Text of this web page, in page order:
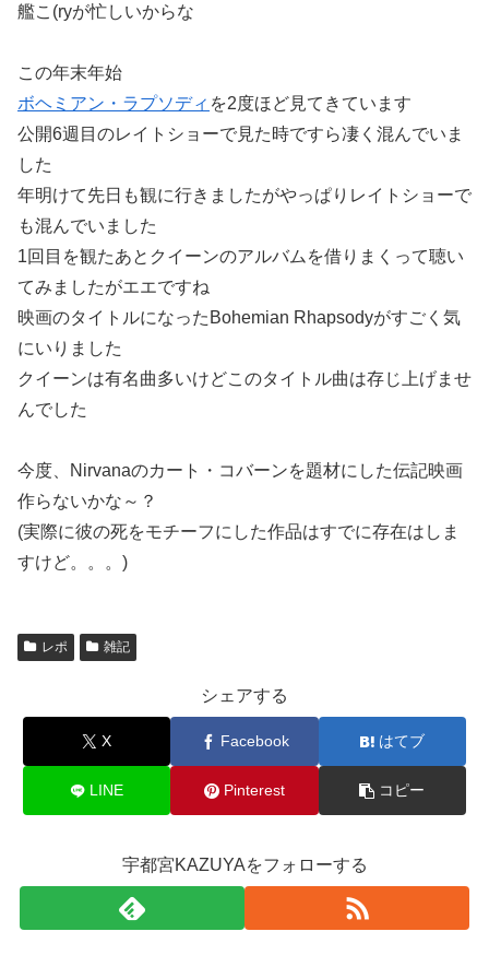
艦こ(ryが忙しいからな
この年末年始
ボヘミアン・ラプソディ を2度ほど見てきています
公開6週目のレイトショーで見た時ですら凄く混んでいま
した
年明けて先日も観に行きましたがやっぱりレイトショーで
も混んでいました
1回目を観たあとクイーンのアルバムを借りまくって聴い
てみましたがエエですね
映画のタイトルになったBohemian Rhapsodyがすごく気
にいりました
クイーンは有名曲多いけどこのタイトル曲は存じ上げませ
んでした
今度、Nirvanaのカート・コバーンを題材にした伝記映画
作らないかな～？
(実際に彼の死をモチーフにした作品はすでに存在はしま
すけど。。。)
レポ 雑記
シェアする
X Facebook はてブ
LINE Pinterest コピー
宇都宮KAZUYAをフォローする